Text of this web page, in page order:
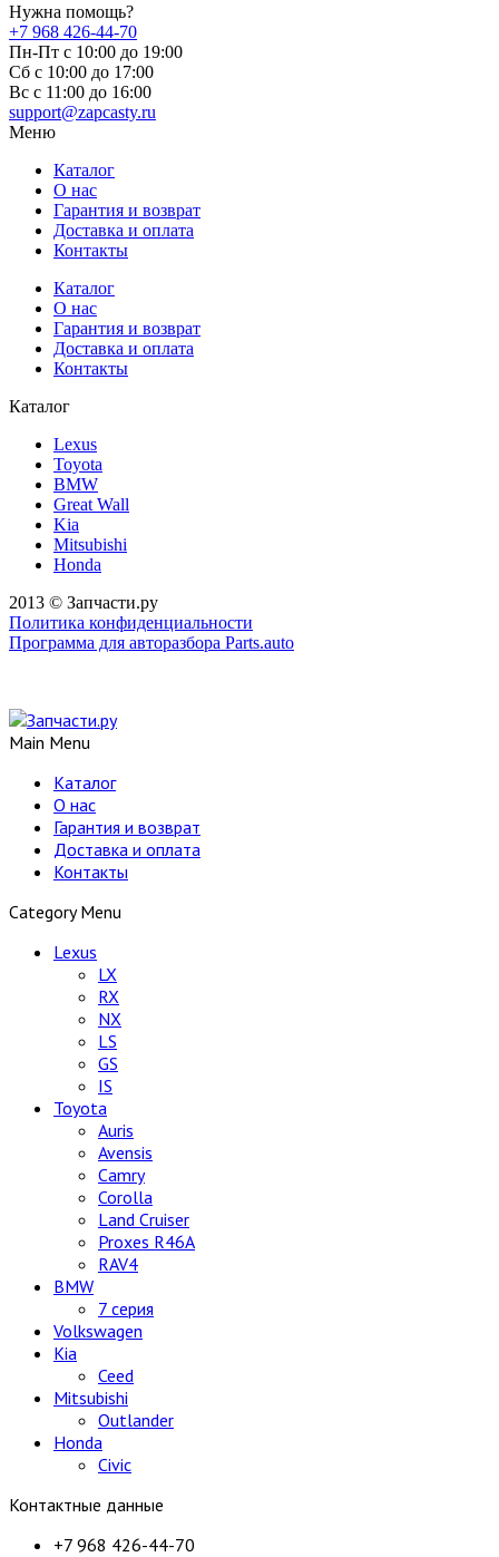
Нужна помощь?
+7 968 426-44-70
Пн-Пт с 10:00 до 19:00
Сб с 10:00 до 17:00
Вс c 11:00 до 16:00
support@zapcasty.ru
Меню
Каталог
О нас
Гарантия и возврат
Доставка и оплата
Контакты
Каталог
О нас
Гарантия и возврат
Доставка и оплата
Контакты
Каталог
Lexus
Toyota
BMW
Great Wall
Kia
Mitsubishi
Honda
2013 © Запчасти.ру
Политика конфиденциальности
Программа для авторазбора Parts.auto
Main Menu
Каталог
О нас
Гарантия и возврат
Доставка и оплата
Контакты
Category Menu
Lexus
LX
RX
NX
LS
GS
IS
Toyota
Auris
Avensis
Camry
Corolla
Land Cruiser
Proxes R46A
RAV4
BMW
7 серия
Volkswagen
Kia
Ceed
Mitsubishi
Outlander
Honda
Civic
Контактные данные
+7 968 426-44-70